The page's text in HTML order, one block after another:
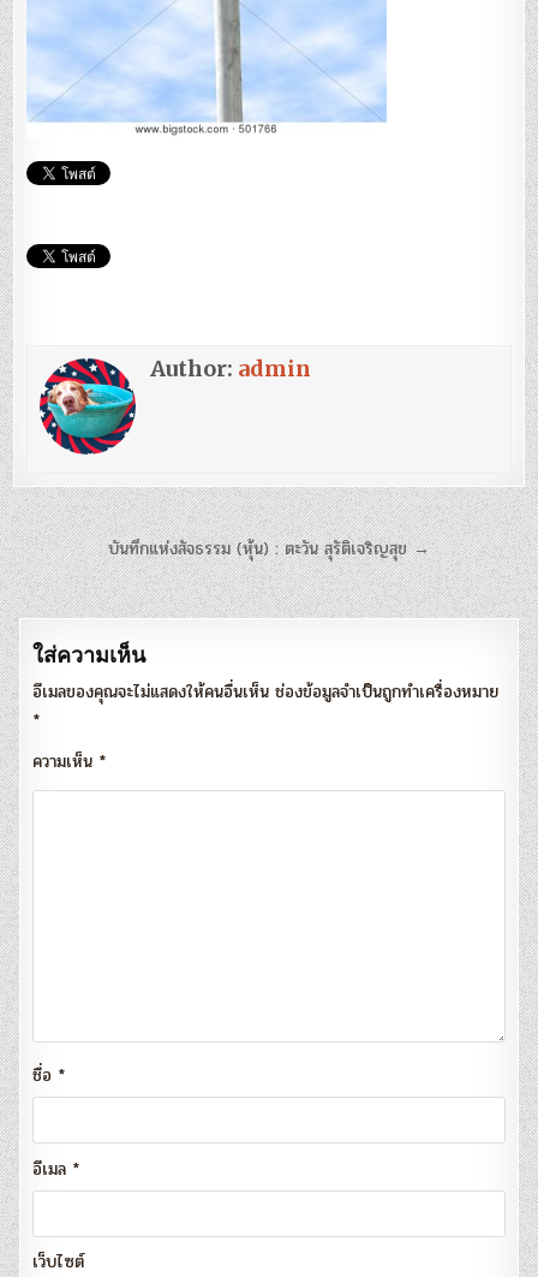
Author: admin
แนะแนว
เรื่อง
บันทึกแห่งสัจธรรม (หุ้น) : ตะวัน สุรัติเจริญสุข →
ใส่ความเห็น
อีเมลของคุณจะไม่แสดงให้คนอื่นเห็น ช่องข้อมูลจำเป็นถูกทำเครื่องหมาย
*
ความเห็น *
ชื่อ *
อีเมล *
เว็บไซต์